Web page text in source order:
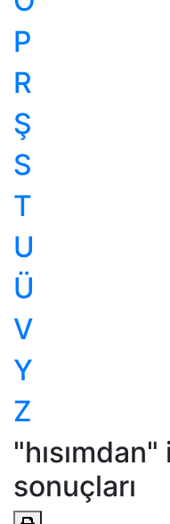
P
R
Ş
S
T
U
Ü
V
Y
Z
sonuçları